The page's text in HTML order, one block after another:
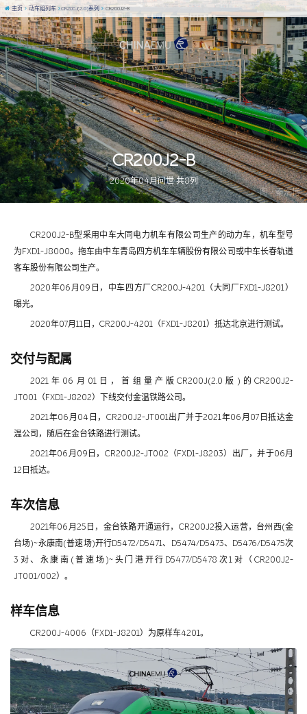
图 / 秦浩博
CR200J2-B
2020年04月问世 共8列
主页 动车组列车 CR200J(2.0)系列 CR200J2-B
CR200J2-B型采用中车大同电力机车有限公司生产的动力车，机车型号
为FXD1-J8000。拖车由中车青岛四方机车车辆股份有限公司或中车长春轨道
客车股份有限公司生产。
2020年06月09日，中车四方厂CR200J-4201（大同厂FXD1-J8201）
曝光。
2020年07月11日，CR200J-4201（FXD1-J8201）抵达北京进行测试。
交付与配属
2021年06月01日，首组量产版CR200J(2.0版)的CR200J2-
JT001（FXD1-J8202）下线交付金温铁路公司。
2021年06月04日，CR200J2-JT001出厂并于2021年06月07日抵达金
温公司，随后在金台铁路进行测试。
2021年06月09日，CR200J2-JT002（FXD1-J8203）出厂，并于06月
12日抵达。
车次信息
2021年06月25日，金台铁路开通运行，CR200J2投入运营，台州西(金
台场)~永康南(普速场)开行D5472/D5471、D5474/D5473、D5476/D5475次
3对、永康南(普速场)~头门港开行D5477/D5478次1对（CR200J2-
JT001/002）。
样车信息
CR200J-4006（FXD1-J8201）为原样车4201。